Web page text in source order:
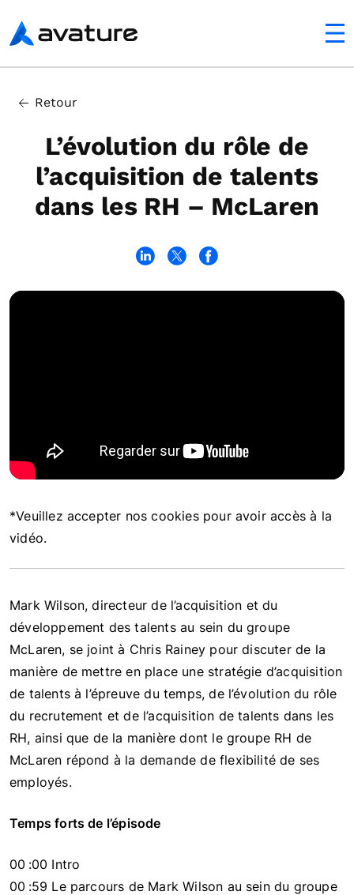
Avature
Retour
L’évolution du rôle de
l’acquisition de talents
dans les RH – McLaren
*Veuillez accepter nos cookies pour avoir accès à la
vidéo.
Mark Wilson, directeur de l’acquisition et du
développement des talents au sein du groupe
McLaren, se joint à Chris Rainey pour discuter de la
manière de mettre en place une stratégie d’acquisition
de talents à l’épreuve du temps, de l’évolution du rôle
du recrutement et de l’acquisition de talents dans les
RH, ainsi que de la manière dont le groupe RH de
McLaren répond à la demande de flexibilité de ses
employés.
Temps forts de l’épisode
00 :00 Intro
00 :59 Le parcours de Mark Wilson au sein du groupe